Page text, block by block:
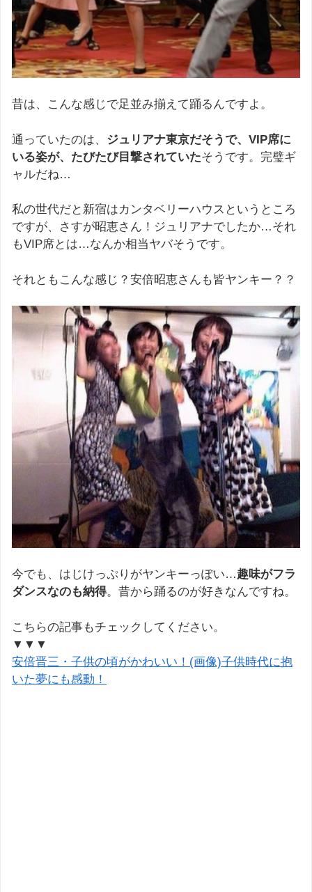
昔は、こんな感じで足並み揃えて踊るんですよ。
通っていたのは、 ジュリアナ東京だそうで、VIP席に
いる姿が、たびたび目撃されていたそうです。完璧ギ
ャルだね…
私の世代だと新宿はカンタベリーハウスというところ
ですが、さすが昭恵さん！ジュリアナでしたか…それ
もVIP席とは…なんか相当ヤバそうです。
それともこんな感じ？安倍昭恵さんも皆ヤンキー？？
今でも、はじけっぷりがヤンキーっぽい…趣味がフラ
ダンスなのも納得。昔から踊るのが好きなんですね。
こちらの記事もチェックしてください。
▼▼▼
安倍晋三・子供の頃がかわいい！(画像)子供時代に抱
いた夢にも感動！